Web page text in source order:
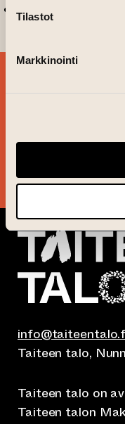
Tilastot
Markkinointi
Yhteisö
PYSY
Taiteen talo,
Taiteen talo on
Taiteen talon